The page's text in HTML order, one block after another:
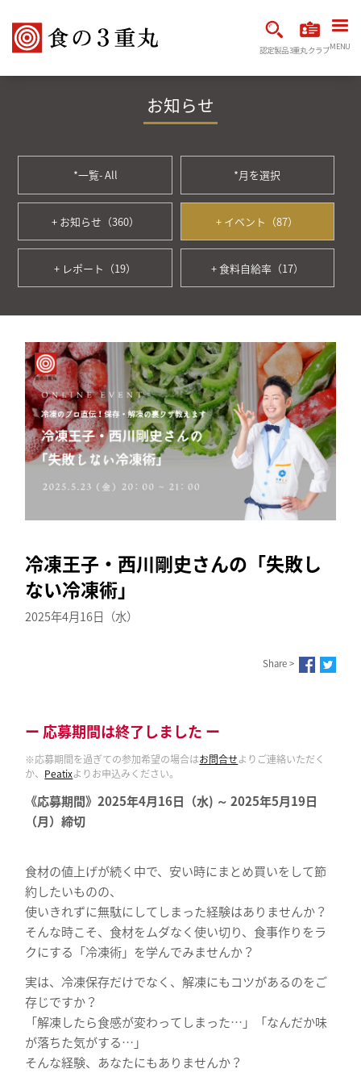
認定製品3重丸クラブMENU
お知らせ
*一覧- All *月を選択
+ お知らせ（360） + イベント（87）
+ レポート（19） + 食料自給率（17）
冷凍王子・西川剛史さんの「失敗し
ない冷凍術」
2025年4月16日（水）
Share >
ー 応募期間は終了しました ー
※応募期間を過ぎての参加希望の場合はお問合せよりご連絡いただく
か、 Peatixよりお申込みください。
《応募期間》2025年4月16日（水) ～ 2025年5月19日
（月）締切
食材の値上げが続く中で、安い時にまとめ買いをして節
約したいものの、
使いきれずに無駄にしてしまった経験はありませんか？
そんな時こそ、食材をムダなく使い切り、食事作りをラ
クにする「冷凍術」を学んでみませんか？
実は、冷凍保存だけでなく、解凍にもコツがあるのをご
存じですか？
「解凍したら食感が変わってしまった…」「なんだか味
が落ちた気がする…」
そんな経験、あなたにもありませんか？